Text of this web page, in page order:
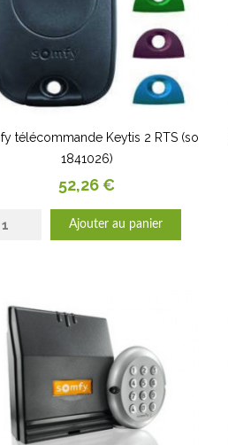
télécommande Keytis 2 RTS (so
1841026)
Prix
52,26 €
Ajouter au panier